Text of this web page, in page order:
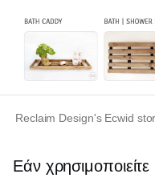
Reclaim Design's Ecwid
Εάν